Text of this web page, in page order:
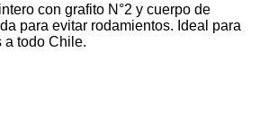
con grafito N°2 y cuerpo de
para evitar rodamientos. Ideal para
a todo Chile.